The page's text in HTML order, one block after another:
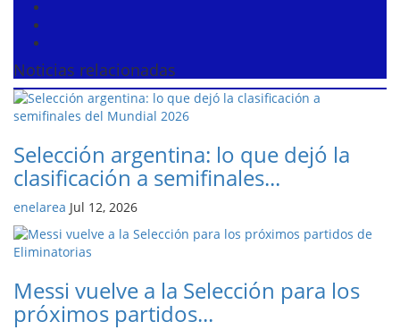
Noticias relacionadas
Selección argentina: lo que dejó la
clasificación a semifinales...
enelarea Jul 12, 2026
Messi vuelve a la Selección para los
próximos partidos...